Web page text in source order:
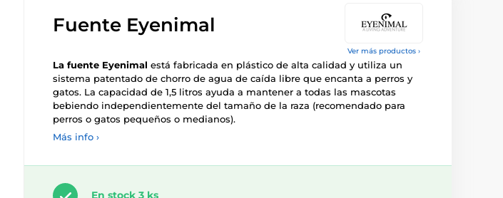
Ver más productos ›
Fuente Eyenimal
La fuente Eyenimal está fabricada en plástico de alta calidad y utiliza un
sistema patentado de chorro de agua de caída libre que encanta a perros y
gatos. La capacidad de 1,5 litros ayuda a mantener a todas las mascotas
bebiendo independientemente del tamaño de la raza (recomendado para
perros o gatos pequeños o medianos).
Más info ›
En stock 3 ks